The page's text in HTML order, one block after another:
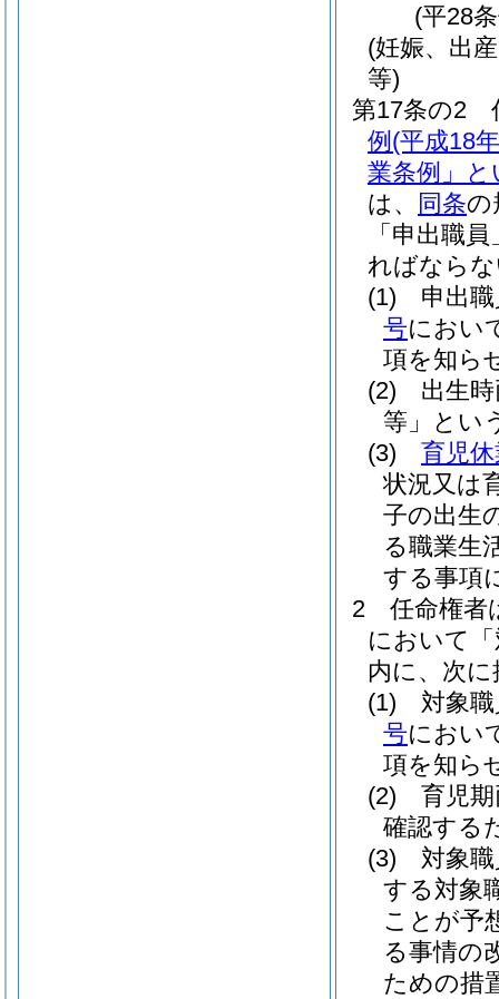
(平28
(妊娠、出
等)
第17条の2
例 (平成18
業条例」と
は、
同条の
「申出職
ればなら
(1)
申出
号におい
項を知ら
(2)
出生
等」とい
(3)
育児
状況又は
子の出生
る職業生
する事項
2
任命権者
において
内に、次
(1)
対象
号におい
項を知ら
(2)
育児
確認する
(3)
対象
する対象
ことが予
る事情の
ための措